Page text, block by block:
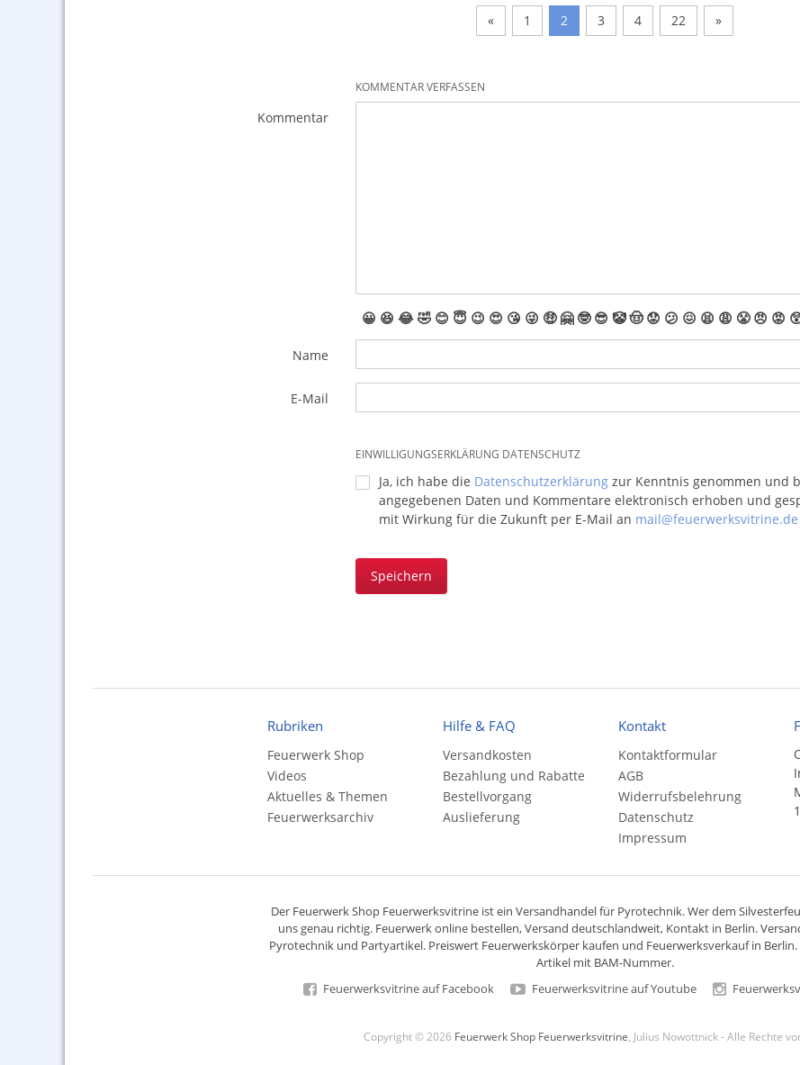
« 1 2 3 4 22 »
KOMMENTAR VERFASSEN
Kommentar
😀 😆 😂🤣 😊 😇 😉 😍 😘 😜 🤑 🤗 🤓 😎 🤡🤠 😟 😕 😖 😫 😩 😤 😠 😡
Name
E-Mail
EINWILLIGUNGSERKLÄRUNG DATENSCHUTZ
Ja, ich habe die Datenschutzerklärungzur Kenntnis genommen und
angegebenen Daten und Kommentare elektronisch erhoben und
mit Wirkung für die Zukunft per E-Mail an mail@feuerwerksvitrine.de
Speichern
Rubriken
Feuerwerk Shop
Videos
Aktuelles & Themen
Feuerwerksarchiv
Hilfe & FAQ
Versandkosten
Bezahlung und Rabatte
Bestellvorgang
Auslieferung
Kontakt
Kontaktformular
AGB
Widerrufsbelehrung
Datenschutz
Impressum
Der Feuerwerk Shop Feuerwerksvitrine ist ein Versandhandelfür Pyrotechnik. Wer dem
uns genau richtig. Feuerwerk online bestellen,Versand deutschlandweit, Kontakt in Berlin.
Pyrotechnikund Partyartikel. Preiswert Feuerwerkskörperkaufen und Feuerwerksverkauf in
Artikel mit BAM-Nummer.
Feuerwerksvitrine auf Facebook
Feuerwerksvitrine auf Youtube
Copyright © 2026 Feuerwerk Shop Feuerwerksvitrine , Julius Nowottnick - Alle Rechte